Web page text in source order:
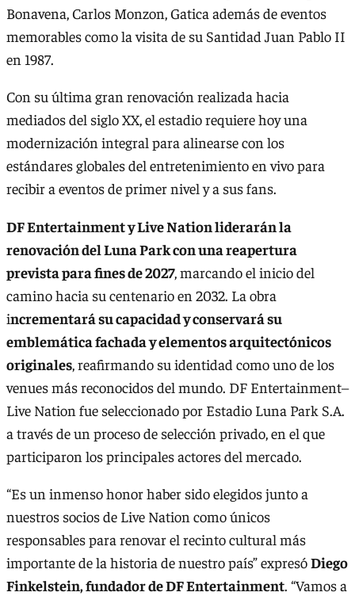
Bonavena, Carlos Monzon, Gatica además de eventos
memorables como la visita de su Santidad Juan Pablo II
en 1987.
Con su última gran renovación realizada hacia
mediados del siglo XX, el estadio requiere hoy una
modernización integral para alinearse con los
estándares globales del entretenimiento en vivo para
recibir a eventos de primer nivel y a sus fans.
DF Entertainment y Live Nation liderarán la
renovación del Luna Park con una reapertura
prevista para fines de 2027, marcando el inicio del
camino hacia su centenario en 2032. La obra
incrementará su capacidad y conservará su
emblemática fachada y elementos arquitectónicos
originales, reafirmando su identidad como uno de los
venues más reconocidos del mundo. DF Entertainment–
Live Nation fue seleccionado por Estadio Luna Park S.A.
a través de un proceso de selección privado, en el que
participaron los principales actores del mercado.
“Es un inmenso honor haber sido elegidos junto a
nuestros socios de Live Nation como únicos
responsables para renovar el recinto cultural más
importante de la historia de nuestro país” expresóDiego
Finkelstein, fundador de DF Entertainment. “Vamos a